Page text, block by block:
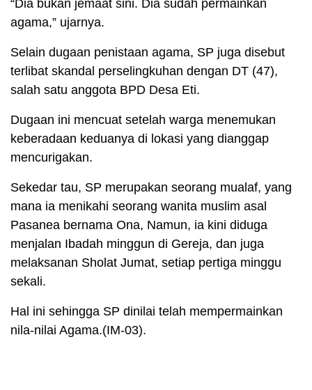
“Dia bukan jemaat sini. Dia sudah permainkan
agama,” ujarnya.
Selain dugaan penistaan agama, SP juga disebut
terlibat skandal perselingkuhan dengan DT (47),
salah satu anggota BPD Desa Eti.
Dugaan ini mencuat setelah warga menemukan
keberadaan keduanya di lokasi yang dianggap
mencurigakan.
Sekedar tau, SP merupakan seorang mualaf, yang
mana ia menikahi seorang wanita muslim asal
Pasanea bernama Ona, Namun, ia kini diduga
menjalan Ibadah minggun di Gereja, dan juga
melaksanan Sholat Jumat, setiap pertiga minggu
sekali.
Hal ini sehingga SP dinilai telah mempermainkan
nila-nilai Agama.(IM-03).